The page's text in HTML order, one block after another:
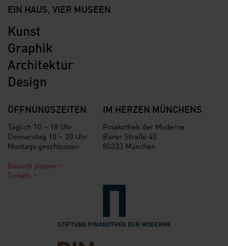
EIN HAUS, VIER MUSEEN
Kunst
Graphik
Architektur
Design
ÖFFNUNGSZEITEN
Täglich 10 – 18 Uhr
Donnerstag 10 – 20 Uhr
Montags geschlossen
Besuch planen
Tickets
IM HERZEN MÜNCHENS
Pinakothek der Moderne
Barer Straße 40
80333 München
Verlinkung zur Seite der